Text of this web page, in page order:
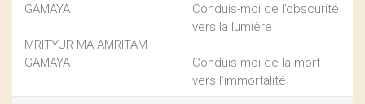
GAMAYA
MRITYUR MA AMRITAM
GAMAYA
Conduis-moi de l’obscurité
vers la lumière
Conduis-moi de la mort
vers l’immortalité